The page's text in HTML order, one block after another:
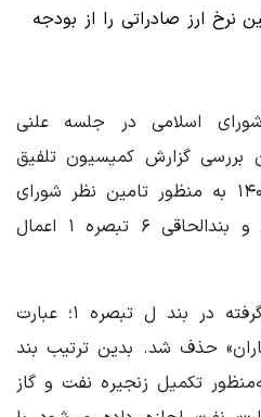
نرخ ارز صادراتی را از بودجه
اسلامی در جلسه علنی
بررسی گزارش کمیسیون تلفیق
در خصوص لایحه بودجه ۱۴۰۲ به منظور تامین نظر شورای
نگهبان اصلاحاتی در بند ل و بندالحاقی ۶ تبصره ۱ اعمال
بر اساس اصلاحات صورت گرفته در بند ل تبصره ۱؛ عبارت
حذف شد. بدین ترتیب بند
تکمیل زنجیره نفت و گاز